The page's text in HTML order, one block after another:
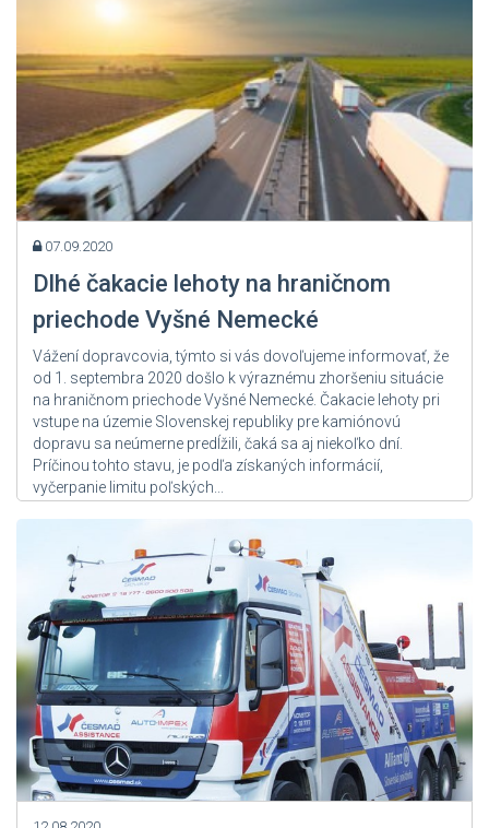
07.09.2020
Dlhé čakacie lehoty na hraničnom
priechode Vyšné Nemecké
Vážení dopravcovia, týmto si vás dovoľujeme informovať, že
od 1. septembra 2020 došlo k výraznému zhoršeniu situácie
na hraničnom priechode Vyšné Nemecké. Čakacie lehoty pri
vstupe na územie Slovenskej republiky pre kamiónovú
dopravu sa neúmerne predĺžili, čaká sa aj niekoľko dní.
Príčinou tohto stavu, je podľa získaných informácií,
vyčerpanie limitu poľských...